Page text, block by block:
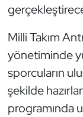
Milli Takım
yönetiminde
sporcuların
şekilde
programında
Genel
Golf
Güreş
Halter